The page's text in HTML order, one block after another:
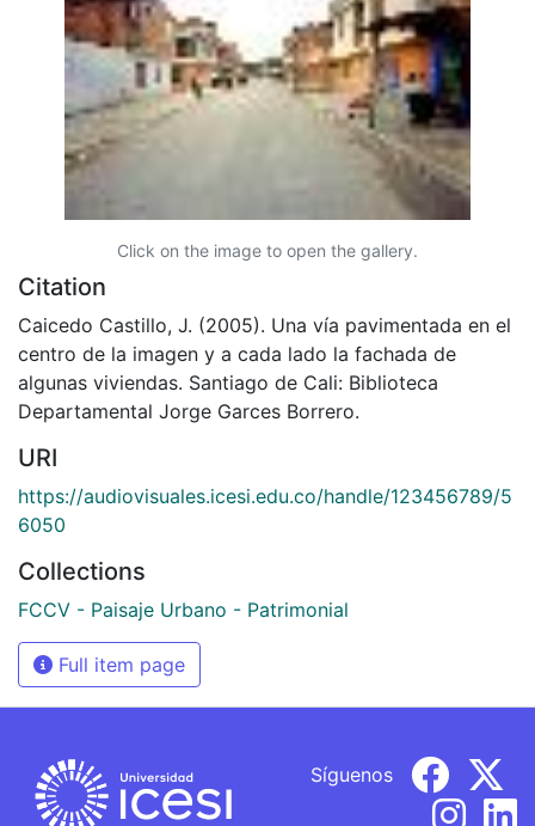
Click on the image to open the gallery.
Citation
Caicedo Castillo, J. (2005). Una vía pavimentada en el
centro de la imagen y a cada lado la fachada de
algunas viviendas. Santiago de Cali: Biblioteca
Departamental Jorge Garces Borrero.
URI
https://audiovisuales.icesi.edu.co/handle/123456789/5
6050
Collections
FCCV - Paisaje Urbano - Patrimonial
Full item page
Síguenos